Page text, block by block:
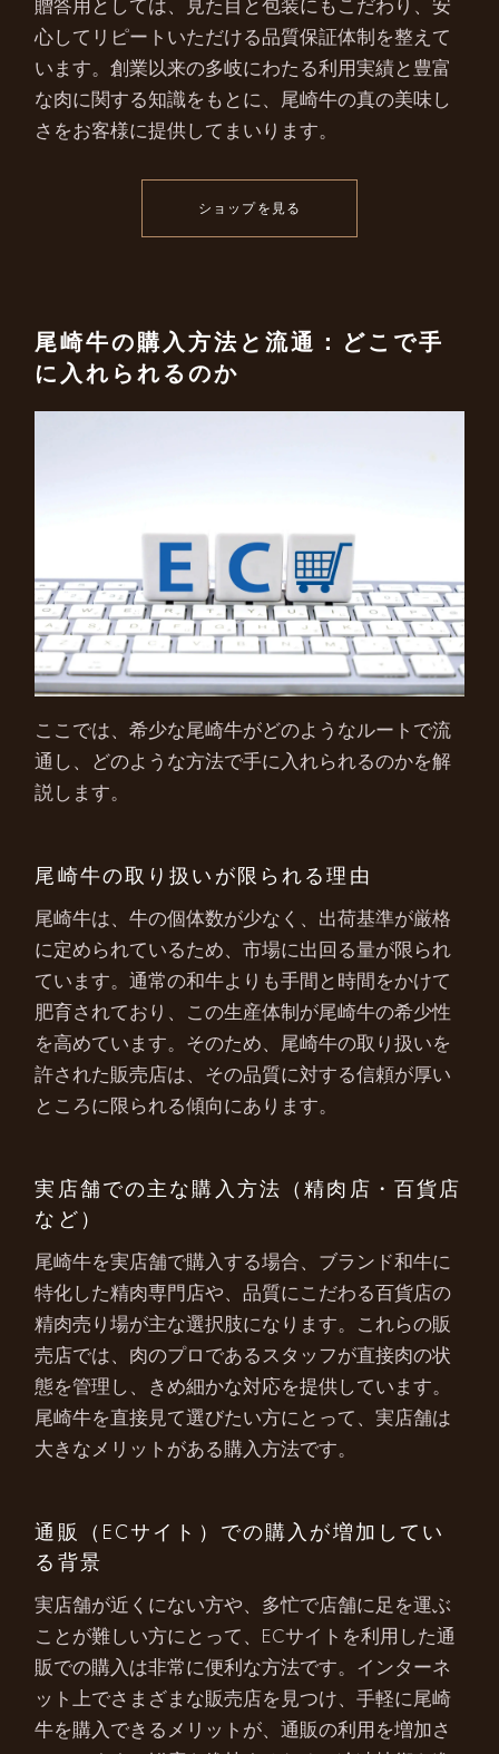
心してリピートいただける品質保証体制を整えて
います。創業以来の多岐にわたる利用実績と豊富
な肉に関する知識をもとに、尾崎牛の真の美味し
さをお客様に提供してまいります。
ショップを見る
尾崎牛の購入方法と流通：どこで手
に入れられるのか
ここでは、希少な尾崎牛がどのようなルートで流
通し、どのような方法で手に入れられるのかを解
説します。
尾崎牛の取り扱いが限られる理由
尾崎牛は、牛の個体数が少なく、出荷基準が厳格
に定められているため、市場に出回る量が限られ
ています。通常の和牛よりも手間と時間をかけて
肥育されており、この生産体制が尾崎牛の希少性
を高めています。そのため、尾崎牛の取り扱いを
許された販売店は、その品質に対する信頼が厚い
ところに限られる傾向にあります。
実店舗での主な購入方法（精肉店・百貨店
など）
尾崎牛を実店舗で購入する場合、ブランド和牛に
特化した精肉専門店や、品質にこだわる百貨店の
精肉売り場が主な選択肢になります。これらの販
売店では、肉のプロであるスタッフが直接肉の状
態を管理し、きめ細かな対応を提供しています。
尾崎牛を直接見て選びたい方にとって、実店舗は
大きなメリットがある購入方法です。
通販（ECサイト）での購入が増加してい
る背景
実店舗が近くにない方や、多忙で店舗に足を運ぶ
ことが難しい方にとって、ECサイトを利用した通
販での購入は非常に便利な方法です。インターネ
ット上でさまざまな販売店を見つけ、手軽に尾崎
牛を購入できるメリットが、通販の利用を増加さ